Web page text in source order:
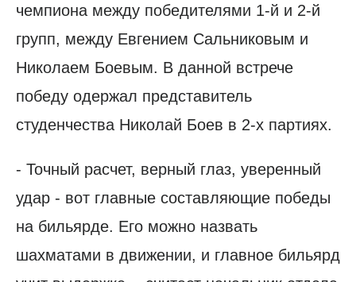
чемпиона между победителями 1-й и 2-й
групп, между Евгением Сальниковым и
Николаем Боевым. В данной встрече
победу одержал представитель
студенчества Николай Боев в 2-х партиях.
- Точный расчет, верный глаз, уверенный
удар - вот главные составляющие победы
на бильярде. Его можно назвать
шахматами в движении, и главное бильярд